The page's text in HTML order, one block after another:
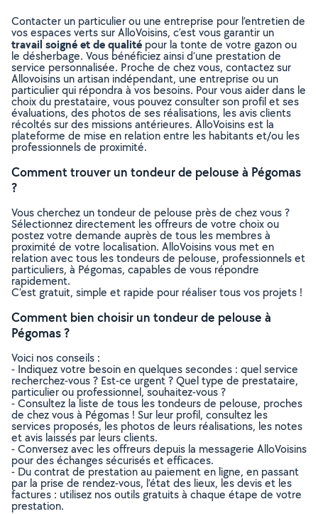
Contacter un particulier ou une entreprise pour l’entretien de
vos espaces verts sur AlloVoisins, c’est vous garantir un
travail soigné et de qualité pour la tonte de votre gazon ou
le désherbage. Vous bénéficiez ainsi d’une prestation de
service personnalisée. Proche de chez vous, contactez sur
Allovoisins un artisan indépendant, une entreprise ou un
particulier qui répondra à vos besoins. Pour vous aider dans le
choix du prestataire, vous pouvez consulter son profil et ses
évaluations, des photos de ses réalisations, les avis clients
récoltés sur des missions antérieures. AlloVoisins est la
plateforme de mise en relation entre les habitants et/ou les
professionnels de proximité.
Comment trouver un tondeur de pelouse à Pégomas
?
Vous cherchez un tondeur de pelouse près de chez vous ?
Sélectionnez directement les offreurs de votre choix ou
postez votre demande auprès de tous les membres à
proximité de votre localisation. AlloVoisins vous met en
relation avec tous les tondeurs de pelouse, professionnels et
particuliers, à Pégomas, capables de vous répondre
rapidement.
C’est gratuit, simple et rapide pour réaliser tous vos projets !
Comment bien choisir un tondeur de pelouse à
Pégomas ?
Voici nos conseils :
- Indiquez votre besoin en quelques secondes : quel service
recherchez-vous ? Est-ce urgent ? Quel type de prestataire,
particulier ou professionnel, souhaitez-vous ?
- Consultez la liste de tous les tondeurs de pelouse, proches
de chez vous à Pégomas ! Sur leur profil, consultez les
services proposés, les photos de leurs réalisations, les notes
et avis laissés par leurs clients.
- Conversez avec les offreurs depuis la messagerie AlloVoisins
pour des échanges sécurisés et efficaces.
- Du contrat de prestation au paiement en ligne, en passant
par la prise de rendez-vous, l’état des lieux, les devis et les
factures : utilisez nos outils gratuits à chaque étape de votre
prestation.